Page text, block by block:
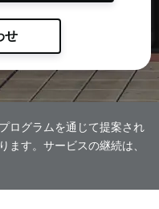
せ
ログラムを通じて提案され
ます。サービスの継続は、